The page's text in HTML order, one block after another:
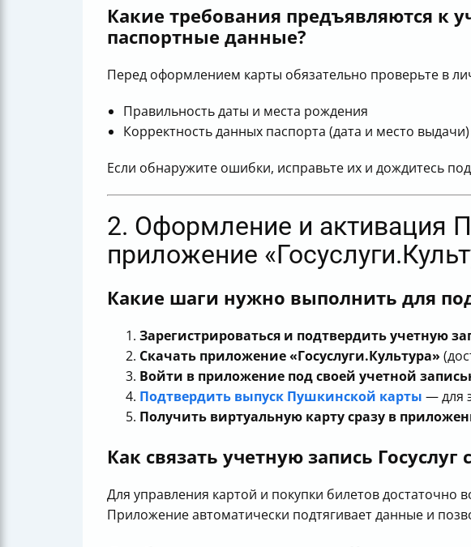
Какие требования предъявляются к
паспортные данные?
Перед оформлением карты обязательно проверьте в
Правильность даты и места рождения
Корректность данных паспорта (дата и место выдачи)
Если обнаружите ошибки, исправьте их и дождитесь
2. Оформление и активация
приложение
Какие шаги нужно выполнить для
Зарегистрироваться и подтвердить учетную
Скачать приложение «Госуслуги.Культура»
Войти в приложение под своей учетной
Подтвердить выпуск Пушкинской карты — для
Получить виртуальную карту сразу в
Как связать учетную запись
Для управления картой и покупки билетов достаточно
Приложение автоматически подтягивает данные и